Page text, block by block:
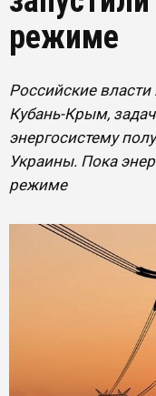
режиме
Российские власти
Кубань-Крым,
энергосистему
Украины. Пока
режиме